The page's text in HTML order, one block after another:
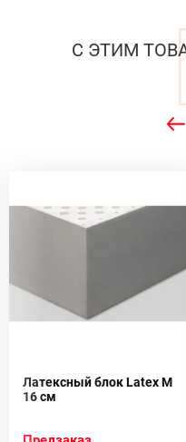
С ЭТИМ
Латексный блок Latex M
16 см